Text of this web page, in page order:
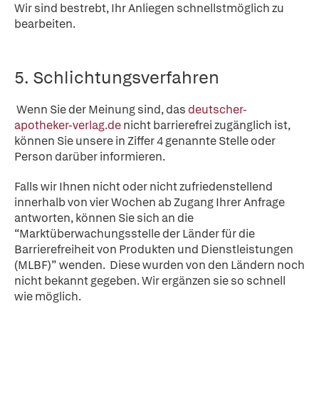
Wir sind bestrebt, Ihr Anliegen schnellstmöglich zu
bearbeiten.
5. Schlichtungsverfahren
Wenn Sie der Meinung sind, dasdeutscher-
apotheker-verlag.denicht barrierefrei zugänglich ist,
können Sie unsere in Ziffer 4 genannte Stelle oder
Person darüber informieren.
Falls wir Ihnen nicht oder nicht zufriedenstellend
innerhalb von vier Wochen ab Zugang Ihrer Anfrage
antworten, können Sie sich an die
“Marktüberwachungsstelle der Länder für die
Barrierefreiheit von Produkten und Dienstleistungen
(MLBF)” wenden. Diese wurden von den Ländern noch
nicht bekannt gegeben. Wir ergänzen sie so schnell
wie möglich.